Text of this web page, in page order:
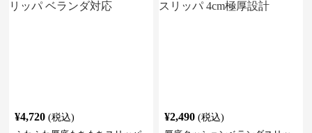
¥4,720 (税込)
¥2,490 (税込)